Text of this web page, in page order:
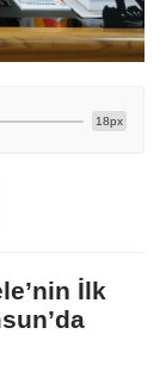
18px
İlk